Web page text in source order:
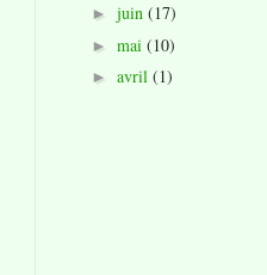
► juin (17)
► mai (10)
► avril (1)